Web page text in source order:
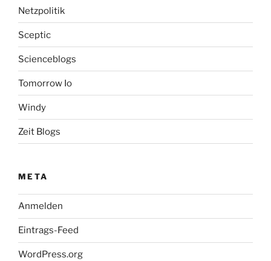
Netzpolitik
Sceptic
Scienceblogs
Tomorrow Io
Windy
Zeit Blogs
META
Anmelden
Eintrags-Feed
WordPress.org